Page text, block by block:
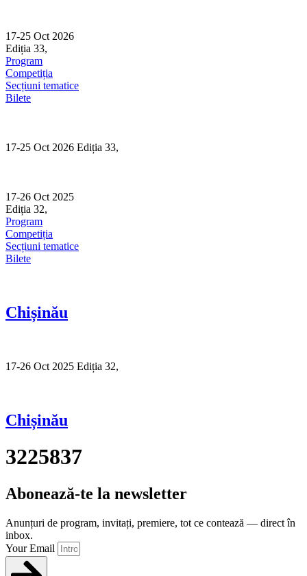
content
17-25 Oct 2026
Ediția 33,
Program
Competiția
Secțiuni tematice
Bilete
17-25 Oct 2026 Ediția 33,
17-26 Oct 2025
Ediția 32,
Program
Competiția
Secțiuni tematice
Bilete
Chișinău
17-26 Oct 2025 Ediția 32,
Chișinău
3225837
Abonează-te la newsletter
Anunțuri de program, invitați, premiere, tot ce contează — direct în
inbox.
Your Email